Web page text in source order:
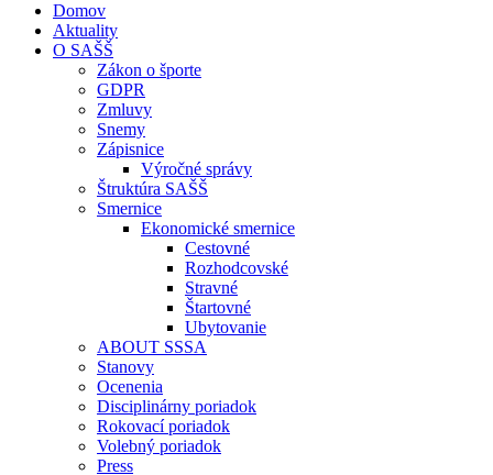
Domov
Aktuality
O SAŠŠ
Zákon o športe
GDPR
Zmluvy
Snemy
Zápisnice
Výročné správy
Štruktúra SAŠŠ
Smernice
Ekonomické smernice
Cestovné
Rozhodcovské
Stravné
Štartovné
Ubytovanie
ABOUT SSSA
Stanovy
Ocenenia
Disciplinárny poriadok
Rokovací poriadok
Volebný poriadok
Press